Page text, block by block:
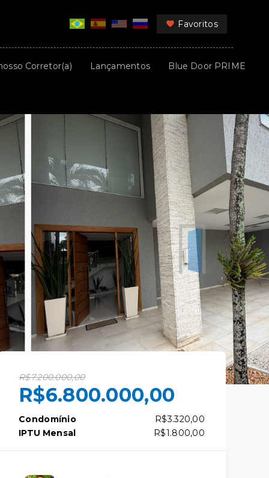
Favoritos
Corretor(a) Lançamentos Blue Door PRIME
R$7.200.000,00
R$6.800.000,00
Condomínio
R$3.320,00
IPTU Mensal
R$1.800,00